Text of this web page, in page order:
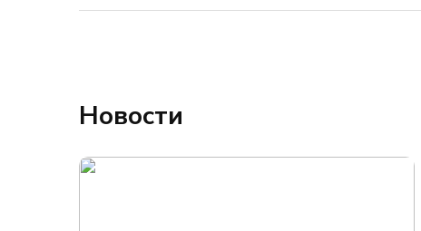
Новости